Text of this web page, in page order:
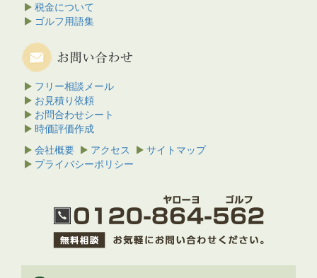
税金について
ゴルフ用語集
フリー相談メール
お見積り依頼
お問合わせシート
時価評価作成
会社概要
アクセス
サイトマップ
プライバシーポリシー